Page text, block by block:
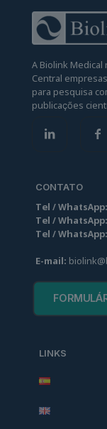
A Biolink Medical
Central
para pesquisa
publicações
CONTATO
Tel / WhatsApp:
Tel / WhatsApp:
Tel / WhatsApp:
E-mail:
LINKS